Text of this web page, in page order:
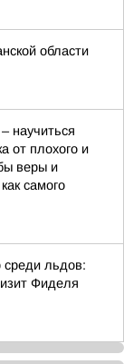
области
научиться
от плохого и
веры и
самого
среди льдов:
Фиделя